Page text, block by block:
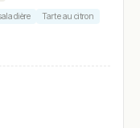
Tarte au citron